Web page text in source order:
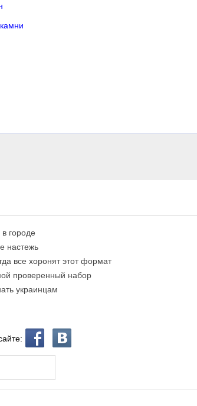
городе
настежь
все хоронят этот формат
проверенный набор
украинцам